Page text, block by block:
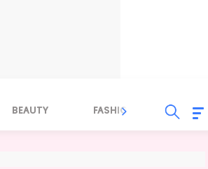
BEAUTY FASHION FOOD